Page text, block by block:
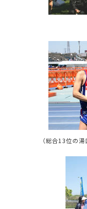
（総合13位の湯